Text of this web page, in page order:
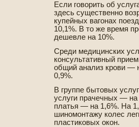
Если говорить об
зде­сь существе­нно
купейных вагонах
10,1%. В то же время
де­шевле на 10%.
Среди медицинских
консультативный
общий анализ крови —
0,9%.
В группе бытовых
услуги прачечных — на
платья — на 1,6%. На
шиномонтажу колес
пластиковых окон.